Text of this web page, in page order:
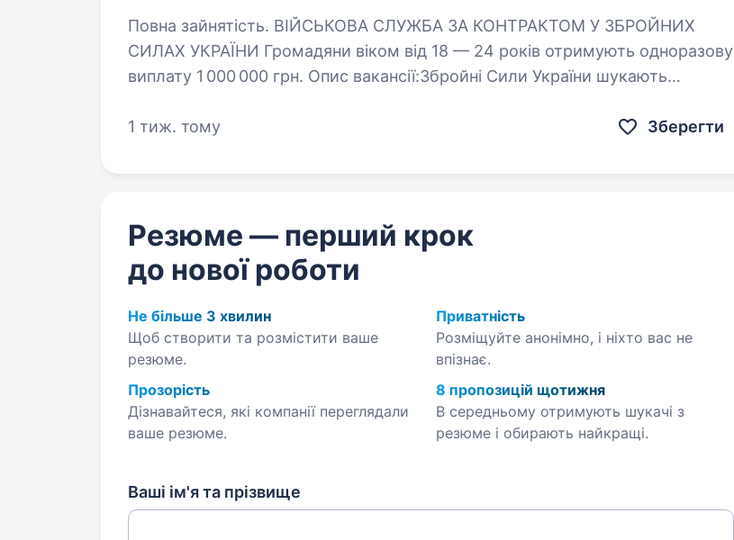
Повна зайнятість. ВІЙСЬКОВА СЛУЖБА ЗА КОНТРАКТОМ У ЗБРОЙНИХ
СИЛАХ УКРАЇНИ Громадяни віком від 18 — 24 років отримують одноразову
виплату 1 000 000 грн. Опис вакансії:Збройні Сили України шукають
1 тиж. тому
Зберегти
Резюме — перший крок
до нової роботи
Не більше 3 хвилин
Щоб створити та розмістити ваше
резюме.
Приватність
Розміщуйте анонімно, і ніхто вас не
впізнає.
Прозорість
Дізнавайтеся, які компанії переглядали
ваше резюме.
8 пропозицій щотижня
В середньому отримують шукачі з
резюме і обирають найкращі.
Ваші ім'я та прізвище